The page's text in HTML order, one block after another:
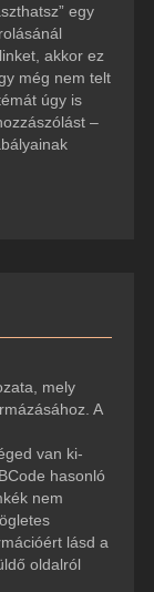
egy
akkor ez
még nem telt
úgy is
–
mely
A
van ki-
hasonló
nem
lásd a
oldalról